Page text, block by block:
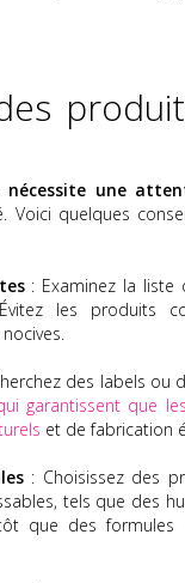
une
quelques
: Examinez la liste
les produits
des labels ou
garantissent que
et de fabrication
: Choisissez des
tels que des
que des formules